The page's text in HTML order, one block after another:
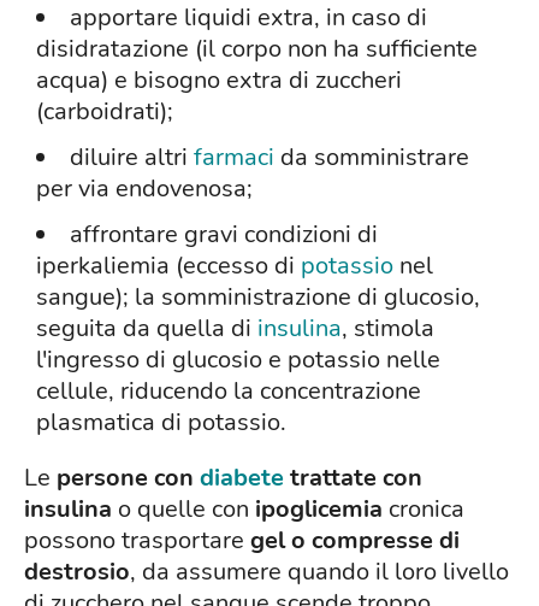
apportare liquidi extra, in caso di
disidratazione (il corpo non ha sufficiente
acqua) e bisogno extra di zuccheri
(carboidrati);
diluire altri farmaci da somministrare
per via endovenosa;
affrontare gravi condizioni di
iperkaliemia (eccesso di potassio nel
sangue); la somministrazione di glucosio,
seguita da quella di insulina, stimola
l'ingresso di glucosio e potassio nelle
cellule, riducendo la concentrazione
plasmatica di potassio.
Le persone con diabetetrattate con
insulina o quelle con ipoglicemia cronica
possono trasportare gel o compresse di
destrosio, da assumere quando il loro livello